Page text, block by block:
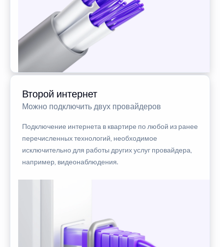
Второй интернет
Можно подключить двух провайдеров
Подключение интернета в квартире по любой из ранее
перечисленных технологий, необходимое
исключительно для работы других услуг провайдера,
например, видеонаблюдения.